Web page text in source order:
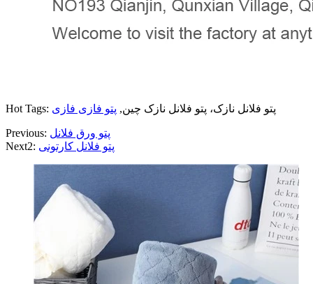
Hot Tags: پتو فلانل نازک، پتو فلانل نازک چین, پتو فازی فازی
Previous: پتو ورق فلانل
Next2: پتو فلانل کارتونی